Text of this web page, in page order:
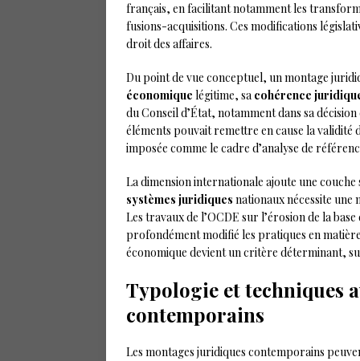
français, en facilitant notamment les
fusions-acquisitions. Ces modifications
droit des affaires.
Du point de vue conceptuel, un montage
économique légitime, sa cohérence
du Conseil d’État, notamment dans sa décision
éléments pouvait remettre en cause la validité
imposée comme le cadre d’analyse de
La dimension internationale ajoute une
systèmes juridiques nationaux nécessite
Les travaux de l’OCDE sur l’érosion de la
profondément modifié les pratiques en
économique devient un critère déterminant,
Typologie et techniques
contemporains
Les montages juridiques contemporains